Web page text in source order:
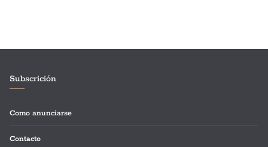
Subscrición
Como anunciarse
Contacto